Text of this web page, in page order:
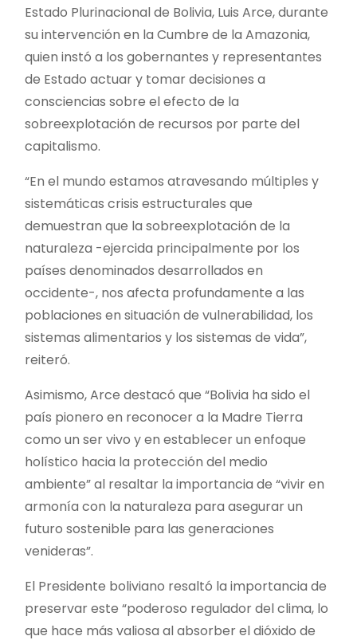
Estado Plurinacional de Bolivia, Luis Arce, durante
su intervención en la Cumbre de la Amazonia,
quien instó a los gobernantes y representantes
de Estado actuar y tomar decisiones a
consciencias sobre el efecto de la
sobreexplotación de recursos por parte del
capitalismo.
“En el mundo estamos atravesando múltiples y
sistemáticas crisis estructurales que
demuestran que la sobreexplotación de la
naturaleza -ejercida principalmente por los
países denominados desarrollados en
occidente-, nos afecta profundamente a las
poblaciones en situación de vulnerabilidad, los
sistemas alimentarios y los sistemas de vida”,
reiteró.
Asimismo, Arce destacó que “Bolivia ha sido el
país pionero en reconocer a la Madre Tierra
como un ser vivo y en establecer un enfoque
holístico hacia la protección del medio
ambiente” al resaltar la importancia de “vivir en
armonía con la naturaleza para asegurar un
futuro sostenible para las generaciones
venideras”.
El Presidente boliviano resaltó la importancia de
preservar este “poderoso regulador del clima, lo
que hace más valiosa al absorber el dióxido de